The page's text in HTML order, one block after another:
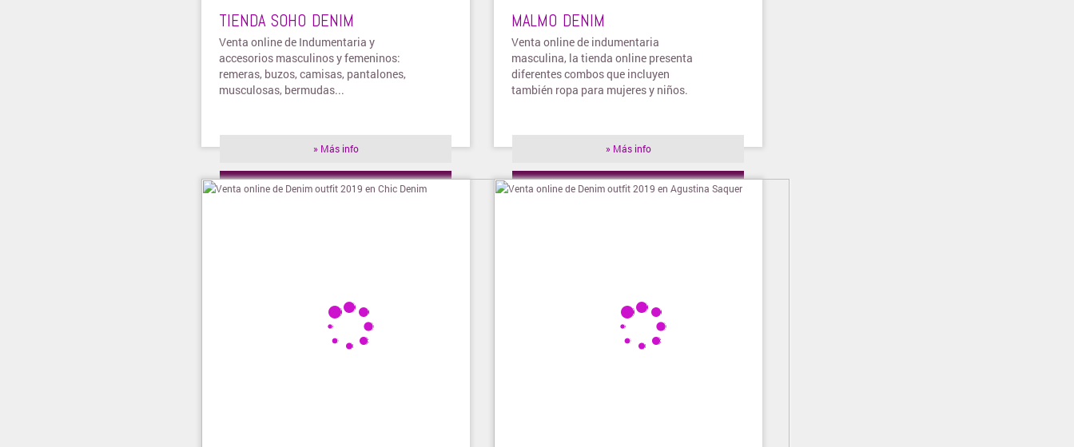
TIENDA SOHO DENIM
Venta online de Indumentaria y
accesorios masculinos y femeninos:
remeras, buzos, camisas, pantalones,
musculosas, bermudas...
» Más info
» Visitar tienda
MALMO DENIM
Venta online de indumentaria
masculina, la tienda online presenta
diferentes combos que incluyen
también ropa para mujeres y niños.
» Más info
» Visitar tienda